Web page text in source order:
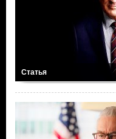
Статья